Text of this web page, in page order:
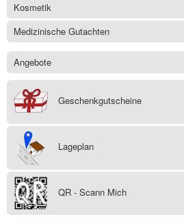
Kosmetik
Medizinische Gutachten
Angebote
Geschenkgutscheine
Lageplan
QR - Scann Mich